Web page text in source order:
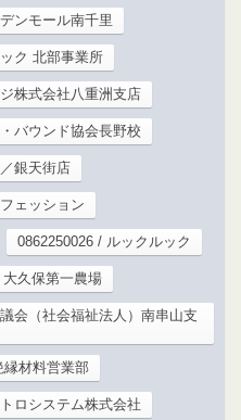
ンモール南千里
ク 北部事業所
株式会社八重洲支店
バウンド協会長野校
銀天街店
ェッション
0862250026 / ルックルック
久保第一農場
会（社会福祉法人）南串山支
縁材料営業部
ロシステム株式会社